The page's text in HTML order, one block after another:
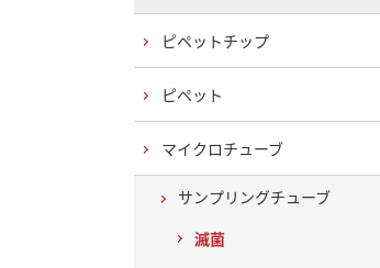
ピペットチップ
ピペット
マイクロチューブ
サンプリングチューブ
滅菌